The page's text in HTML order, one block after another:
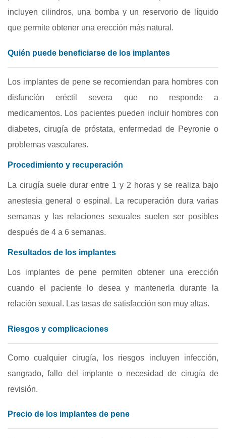
incluyen cilindros, una bomba y un reservorio de líquido
que permite obtener una erección más natural.
Quién puede beneficiarse de los implantes
Los implantes de pene se recomiendan para hombres con
disfunción eréctil severa que no responde a
medicamentos. Los pacientes pueden incluir hombres con
diabetes, cirugía de próstata, enfermedad de Peyronie o
problemas vasculares.
Procedimiento y recuperación
La cirugía suele durar entre 1 y 2 horas y se realiza bajo
anestesia general o espinal. La recuperación dura varias
semanas y las relaciones sexuales suelen ser posibles
después de 4 a 6 semanas.
Resultados de los implantes
Los implantes de pene permiten obtener una erección
cuando el paciente lo desea y mantenerla durante la
relación sexual. Las tasas de satisfacción son muy altas.
Riesgos y complicaciones
Como cualquier cirugía, los riesgos incluyen infección,
sangrado, fallo del implante o necesidad de cirugía de
revisión.
Precio de los implantes de pene